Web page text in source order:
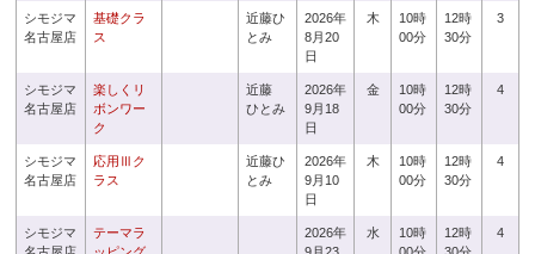
シモジマ
名古屋店
基礎クラ
ス
近藤ひ
とみ
2026年
8月20
日
木
10時
00分
12時
30分
3
シモジマ
名古屋店
楽しくリ
ボンワー
ク
近藤
ひとみ
2026年
9月18
日
金
10時
00分
12時
30分
4
シモジマ
名古屋店
応用Ⅲク
ラス
近藤ひ
とみ
2026年
9月10
日
木
10時
00分
12時
30分
4
シモジマ
テーマラ
2026年
水
10時
12時
4